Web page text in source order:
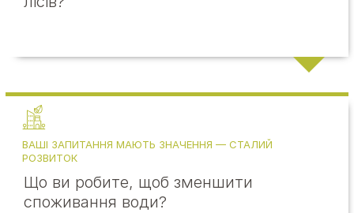
ВАШІ ЗАПИТАННЯ МАЮТЬ ЗНАЧЕННЯ — СТАЛИЙ
РОЗВИТОК
Що ви робите, щоб зменшити
споживання води?